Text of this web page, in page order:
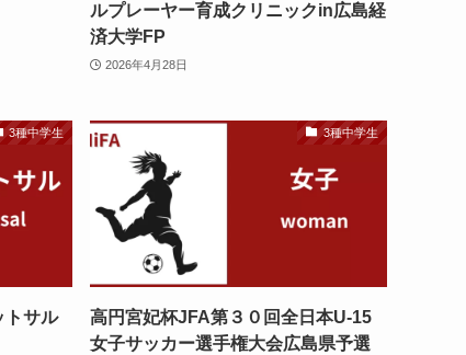
ルプレーヤー育成クリニックin広島経
済大学FP
2026年4月28日
3種中学生
トサル
3種中学生
高円宮妃杯JFA第３０回全日本U-15
女子サッカー選手権大会広島県予選